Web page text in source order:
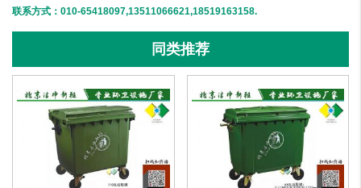
联系方式：010-65418097,13511066621,18519163158.
同类推荐